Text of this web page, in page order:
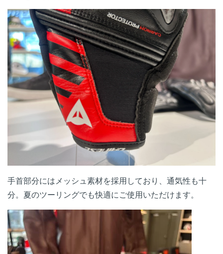
手首部分にはメッシュ素材を採用しており、通気性も十
分。夏のツーリングでも快適にご使用いただけます。